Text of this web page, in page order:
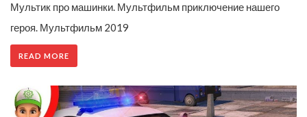
Мультик про машинки. Мультфильм приключение нашего
героя. Мультфильм 2019
READ MORE